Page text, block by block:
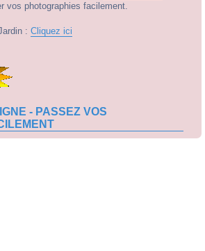
vos photographies facilement.
: Cliquez ici
- PASSEZ VOS